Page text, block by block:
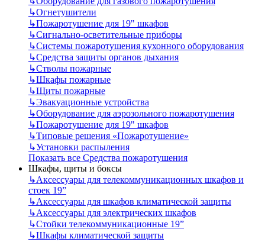
↳Огнетушители
↳Пожаротушение для 19" шкафов
↳Сигнально-осветительные приборы
↳Системы пожаротушения кухонного оборудования
↳Средства защиты органов дыхания
↳Стволы пожарные
↳Шкафы пожарные
↳Щиты пожарные
↳Эвакуационные устройства
↳Оборудование для аэрозольного пожаротушения
↳Пожаротушение для 19" шкафов
↳Типовые решения «Пожаротушение»
↳Установки распыления
Показать все Средства пожаротушения
Шкафы, щиты и боксы
↳Аксессуары для телекоммуникационных шкафов и
стоек 19”
↳Аксессуары для шкафов климатической защиты
↳Аксессуары для электрических шкафов
↳Стойки телекоммуникационные 19”
↳Шкафы климатической защиты